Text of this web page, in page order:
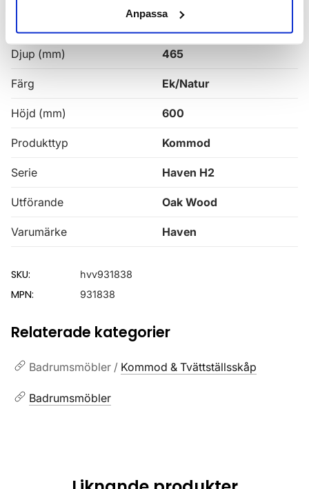
Anpassa
Djup (mm) 465
Färg Ek/Natur
Höjd (mm) 600
Produkttyp Kommod
Serie Haven H2
Utförande Oak Wood
Varumärke Haven
SKU: hvv931838
MPN: 931838
Relaterade kategorier
Badrumsmöbler / Kommod & Tvättställsskåp
Badrumsmöbler